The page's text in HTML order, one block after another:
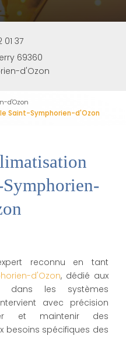
01 37
69360
d'Ozon
d'Ozon
Saint-Symphorien-d'Ozon
reconnu en tant
d'Ozon, dédié aux
dans les systèmes
avec précision
et maintenir des
besoins spécifiques des